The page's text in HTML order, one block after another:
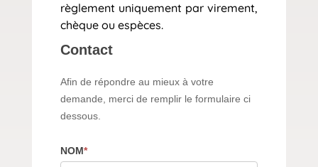
règlement uniquement par virement,
chèque ou espèces.
Contact
Afin de répondre au mieux à votre
demande, merci de remplir le formulaire ci
dessous.
NOM*